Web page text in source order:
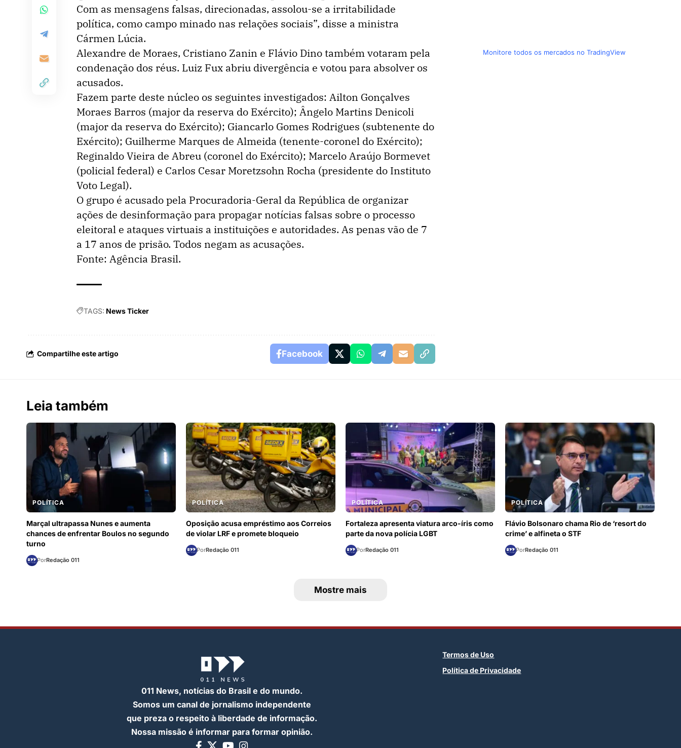
Com as mensagens falsas, direcionadas, assolou-se a irritabilidade
política, como campo minado nas relações sociais”, disse a ministra
Cármen Lúcia.
Alexandre de Moraes, Cristiano Zanin e Flávio Dino também votaram pela
condenação dos réus. Luiz Fux abriu divergência e votou para absolver os
acusados.
Fazem parte deste núcleo os seguintes investigados: Ailton Gonçalves
Moraes Barros (major da reserva do Exército); Ângelo Martins Denicoli
(major da reserva do Exército); Giancarlo Gomes Rodrigues (subtenente do
Exército); Guilherme Marques de Almeida (tenente-coronel do Exército);
Reginaldo Vieira de Abreu (coronel do Exército); Marcelo Araújo Bormevet
(policial federal) e Carlos Cesar Moretzsohn Rocha (presidente do Instituto
Voto Legal).
O grupo é acusado pela Procuradoria-Geral da República de organizar
ações de desinformação para propagar notícias falsas sobre o processo
eleitoral e ataques virtuais a instituições e autoridades. As penas vão de 7
a 17 anos de prisão. Todos negam as acusações.
Fonte: Agência Brasil.
TAGS: News Ticker
Compartilhe este artigo Facebook
Monitore todos os mercados no TradingView
Leia também
POLÍTICA
Marçal ultrapassa Nunes e aumenta
chances de enfrentar Boulos no segundo
turno
PorRedação 011
POLÍTICA
Oposição acusa empréstimo aos Correios
de violar LRF e promete bloqueio
PorRedação 011
POLÍTICA
Fortaleza apresenta viatura arco-íris como
parte da nova polícia LGBT
PorRedação 011
POLÍTICA
Flávio Bolsonaro chama Rio de ‘resort do
crime’ e alfineta o STF
PorRedação 011
Mostre mais
011 News, notícias do Brasil e do mundo.
Somos um canal de jornalismo independente
que preza o respeito à liberdade de informação.
Nossa missão é informar para formar opinião.
Termos de Uso
Política de Privacidade